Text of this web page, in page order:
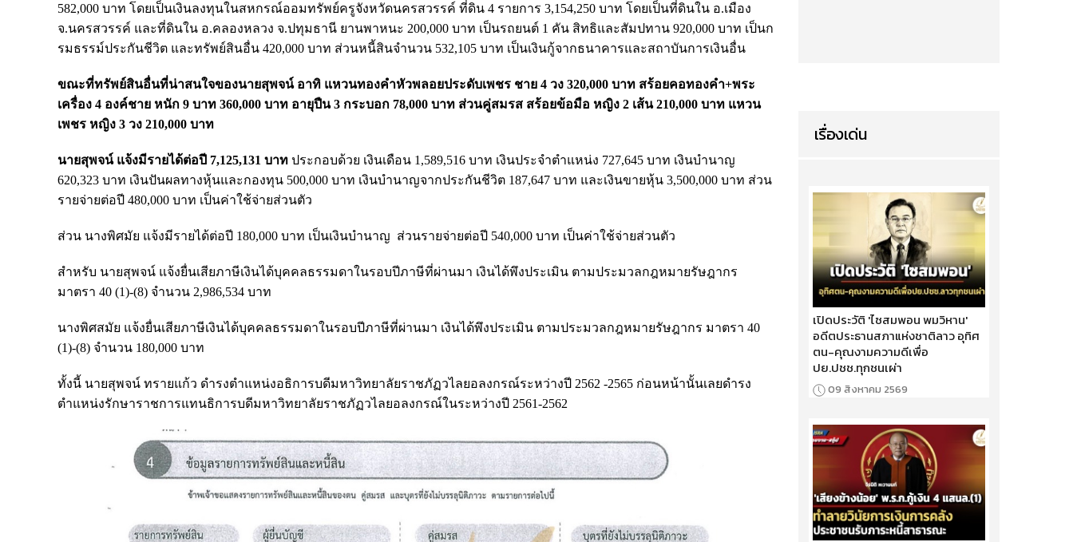
582,000 บาท โดยเป็นเงินลงทุนในสหกรณ์ออมทรัพย์ครูจังหวัดนครสวรรค์ ที่ดิน 4 รายการ 3,154,250 บาท โดยเป็นที่ดินใน อ.เมือง
จ.นครสวรรค์ และที่ดินใน อ.คลองหลวง จ.ปทุมธานี ยานพาหนะ 200,000 บาท เป็นรถยนต์ 1 คัน สิทธิและสัมปทาน 920,000 บาท เป็นก
รมธรรม์ประกันชีวิต และทรัพย์สินอื่น 420,000 บาท ส่วนหนี้สินจำนวน 532,105 บาท เป็นเงินกู้จากธนาคารและสถาบันการเงินอื่น
ขณะที่ทรัพย์สินอื่นที่น่าสนใจของนายสุพจน์ อาทิ แหวนทองคำหัวพลอยประดับเพชร ชาย 4 วง 320,000 บาท สร้อยคอทองคำ+พระ
เครื่อง 4 องค์ชาย หนัก 9 บาท 360,000 บาท อายุปืน 3 กระบอก 78,000 บาท ส่วนคู่สมรส สร้อยข้อมือ หญิง 2 เส้น 210,000 บาท แหวน
เพชร หญิง 3 วง 210,000 บาท
นายสุพจน์ แจ้งมีรายได้ต่อปี 7,125,131 บาท ประกอบด้วย เงินเดือน 1,589,516 บาท เงินประจำตำแหน่ง 727,645 บาท เงินบำนาญ
620,323 บาท เงินปันผลทางหุ้นและกองทุน 500,000 บาท เงินบำนาญจากประกันชีวิต 187,647 บาท และเงินขายหุ้น 3,500,000 บาท ส่วน
รายจ่ายต่อปี 480,000 บาท เป็นค่าใช้จ่ายส่วนตัว
ส่วน นางพิศมัย แจ้งมีรายได้ต่อปี 180,000 บาท เป็นเงินบำนาญ ส่วนรายจ่ายต่อปี 540,000 บาท เป็นค่าใช้จ่ายส่วนตัว
สำหรับ นายสุพจน์ แจ้งยื่นเสียภาษีเงินได้บุคคลธรรมดาในรอบปีภาษีที่ผ่านมา เงินได้พึงประเมิน ตามประมวลกฎหมายรัษฎากร
มาตรา 40 (1)-(8) จำนวน 2,986,534 บาท
นางพิศสมัย แจ้งยื่นเสียภาษีเงินได้บุคคลธรรมดาในรอบปีภาษีที่ผ่านมา เงินได้พึงประเมิน ตามประมวลกฎหมายรัษฎากร มาตรา 40
(1)-(8) จำนวน 180,000 บาท
ทั้งนี้ นายสุพจน์ ทรายแก้ว ดำรงตำแหน่งอธิการบดีมหาวิทยาลัยราชภัฏวไลยอลงกรณ์ระหว่างปี 2562 -2565 ก่อนหน้านั้นเลยดำรง
ตำแหน่งรักษาราชการแทนธิการบดีมหาวิทยาลัยราชภัฏวไลยอลงกรณ์ในระหว่างปี 2561-2562
เรื่องเด่น
เปิดประวัติ 'ไซสมพอน พมวิหาน'
อดีตประธานสภาแห่งชาติลาว อุทิศ
ตน-คุณงามความดีเพื่อ
ปย.ปชช.ทุกชนเผ่า
09 สิงหาคม 2569